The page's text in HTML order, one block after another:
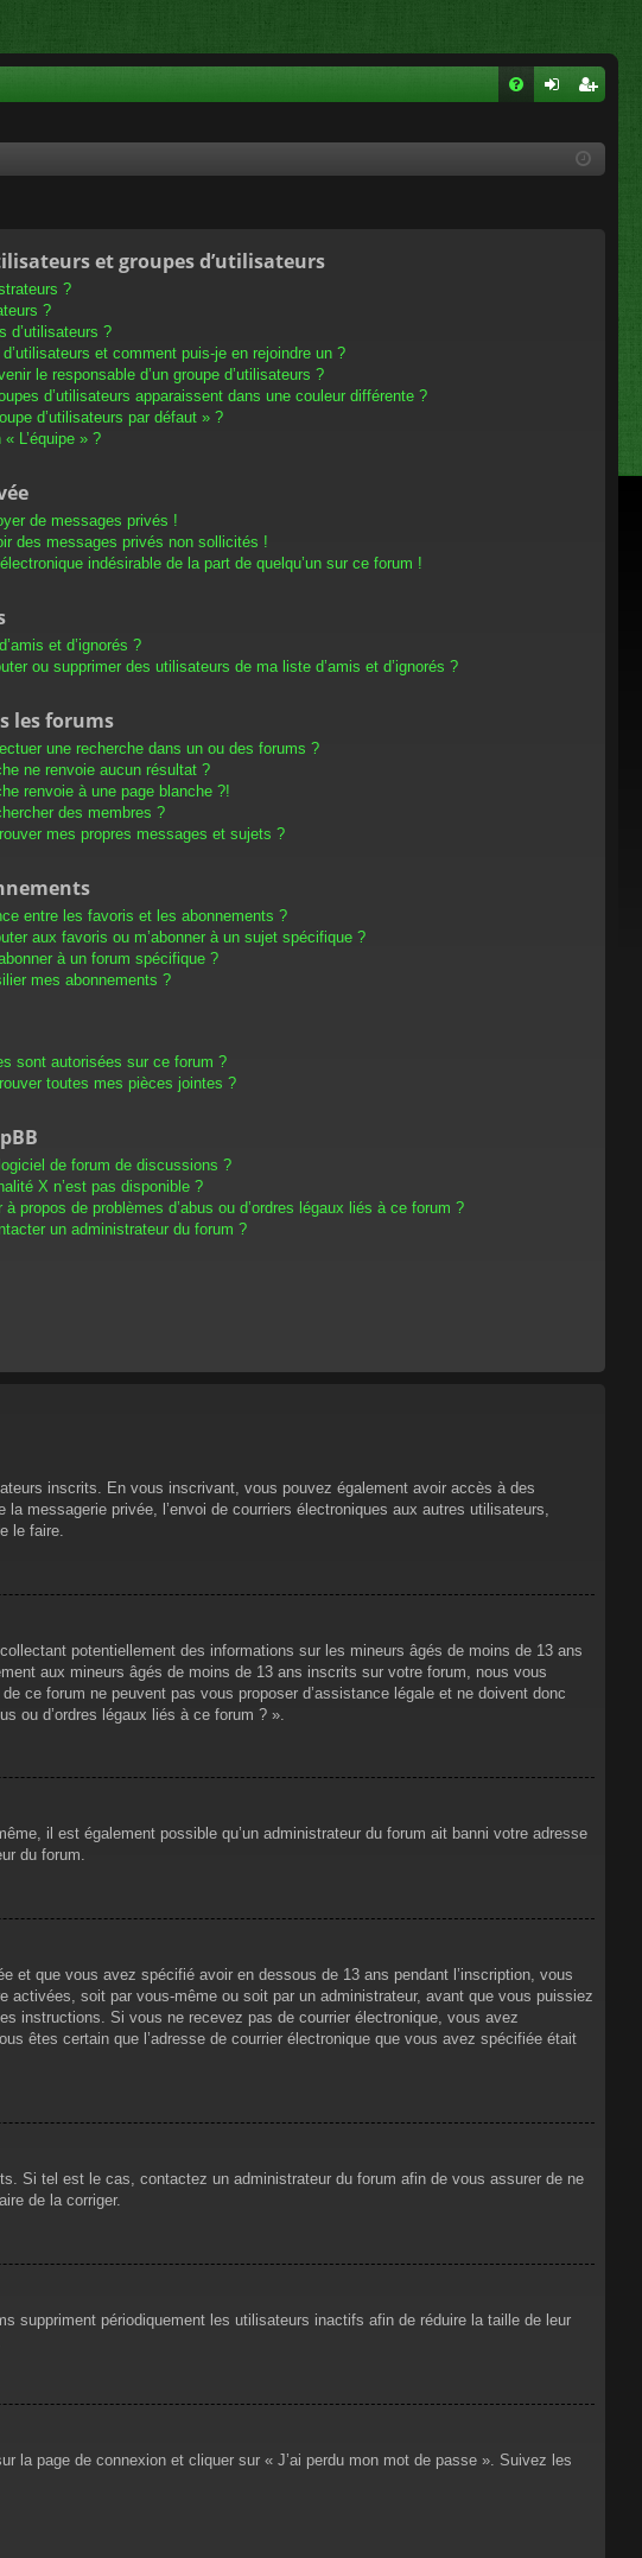
cri
et groupes d’utilisateurs
?
?
d’utilisateurs ?
et comment puis-je en rejoindre un ?
le responsable d’un groupe d’utilisateurs ?
d’utilisateurs apparaissent dans une couleur différente ?
d’utilisateurs par défaut » ?
L’équipe » ?
de messages privés !
des messages privés non sollicités !
indésirable de la part de quelqu’un sur ce forum !
et d’ignorés ?
ou supprimer des utilisateurs de ma liste d’amis et d’ignorés ?
les forums
une recherche dans un ou des forums ?
ne renvoie aucun résultat ?
renvoie à une page blanche ?!
des membres ?
mes propres messages et sujets ?
entre les favoris et les abonnements ?
aux favoris ou m’abonner à un sujet spécifique ?
à un forum spécifique ?
mes abonnements ?
sont autorisées sur ce forum ?
toutes mes pièces jointes ?
de forum de discussions ?
X n’est pas disponible ?
propos de problèmes d’abus ou d’ordres légaux liés à ce forum ?
un administrateur du forum ?
inscrits. En vous inscrivant, vous pouvez également avoir accès à des
messagerie privée, l’envoi de courriers électroniques aux autres utilisateurs,
le faire.
potentiellement des informations sur les mineurs âgés de moins de 13 ans
aux mineurs âgés de moins de 13 ans inscrits sur votre forum, nous vous
ce forum ne peuvent pas vous proposer d’assistance légale et ne doivent donc
ou d’ordres légaux liés à ce forum ? ».
il est également possible qu’un administrateur du forum ait banni votre adresse
du forum.
et que vous avez spécifié avoir en dessous de 13 ans pendant l’inscription, vous
soit par vous-même ou soit par un administrateur, avant que vous puissiez
instructions. Si vous ne recevez pas de courrier électronique, vous avez
êtes certain que l’adresse de courrier électronique que vous avez spécifiée était
Si tel est le cas, contactez un administrateur du forum afin de vous assurer de ne
de la corriger.
suppriment périodiquement les utilisateurs inactifs afin de réduire la taille de leur
la page de connexion et cliquer sur « J’ai perdu mon mot de passe ». Suivez les